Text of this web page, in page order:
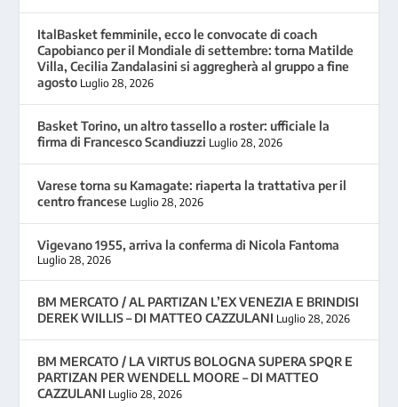
ItalBasket femminile, ecco le convocate di coach
Capobianco per il Mondiale di settembre: torna Matilde
Villa, Cecilia Zandalasini si aggregherà al gruppo a fine
agosto Luglio 28, 2026
Basket Torino, un altro tassello a roster: ufficiale la
firma di Francesco Scandiuzzi Luglio 28, 2026
Varese torna su Kamagate: riaperta la trattativa per il
centro francese Luglio 28, 2026
Vigevano 1955, arriva la conferma di Nicola Fantoma
Luglio 28, 2026
BM MERCATO / AL PARTIZAN L’EX VENEZIA E BRINDISI
DEREK WILLIS – DI MATTEO CAZZULANI Luglio 28, 2026
BM MERCATO / LA VIRTUS BOLOGNA SUPERA SPQR E
PARTIZAN PER WENDELL MOORE – DI MATTEO
CAZZULANI Luglio 28, 2026